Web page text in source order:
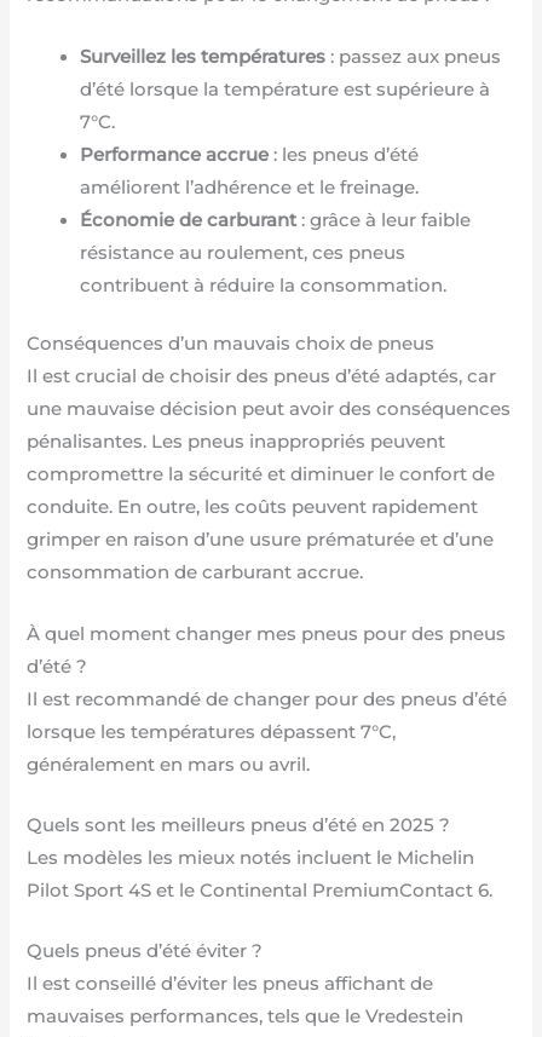
Surveillez les températures : passez aux pneus
d’été lorsque la température est supérieure à
7°C.
Performance accrue : les pneus d’été
améliorent l’adhérence et le freinage.
Économie de carburant : grâce à leur faible
résistance au roulement, ces pneus
contribuent à réduire la consommation.
Conséquences d’un mauvais choix de pneus
Il est crucial de choisir des pneus d’été adaptés, car
une mauvaise décision peut avoir des conséquences
pénalisantes. Les pneus inappropriés peuvent
compromettre la sécurité et diminuer le confort de
conduite. En outre, les coûts peuvent rapidement
grimper en raison d’une usure prématurée et d’une
consommation de carburant accrue.
À quel moment changer mes pneus pour des pneus
d’été ?
Il est recommandé de changer pour des pneus d’été
lorsque les températures dépassent 7°C,
généralement en mars ou avril.
Quels sont les meilleurs pneus d’été en 2025 ?
Les modèles les mieux notés incluent le Michelin
Pilot Sport 4S et le Continental PremiumContact 6.
Quels pneus d’été éviter ?
Il est conseillé d’éviter les pneus affichant de
mauvaises performances, tels que le Vredestein